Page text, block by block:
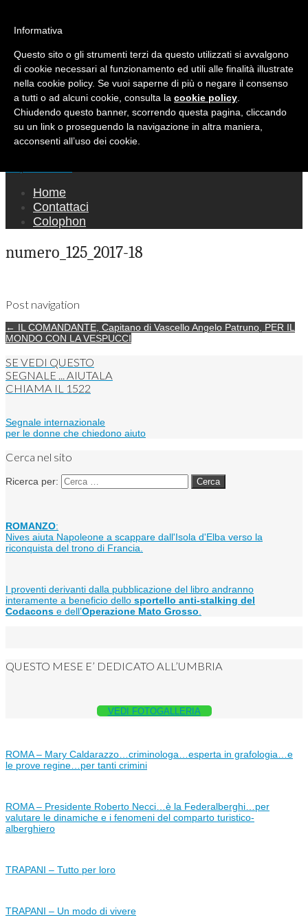
Mondo Italiano nel Mondo
LE INTERVISTE SONO AGLI ITALIANI CHE
RICOPRONO RUOLI ISTITUZIONALI, A
QUELLI CHE RAPPRESENTANO LA SOCIETÀ E
A CHI È UN "COMUNE CITTADINO" ...
PER TUTTO QUESTO SIAMO "ORGOGLIOSI
DI ESSERE ITALIANI"
Home
Contattaci
Colophon
numero_125_2017-18
Post navigation
← IL COMANDANTE, Capitano di Vascello Angelo Patruno, PER IL
MONDO CON LA VESPUCCI
SE VEDI QUESTO
SEGNALE ... AIUTALA
CHIAMA IL 1522
Segnale internazionale
per le donne che chiedono aiuto
Cerca nel sito
Ricerca per:
ROMANZO:
Nives aiuta Napoleone a scappare dall'Isola d'Elba verso la
riconquista del trono di Francia.
I proventi derivanti dalla pubblicazione del libro andranno
interamente a beneficio dello sportello anti-stalking del
Codacons e dell’Operazione Mato Grosso
QUESTO MESE E’ DEDICATO ALL’UMBRIA
VEDI FOTOGALLERIA
ROMA – Mary Caldarazzo…criminologa…esperta in grafologia…e
le prove regine…per tanti crimini
ROMA – Presidente Roberto Necci…è la Federalberghi…per
valutare le dinamiche e i fenomeni del comparto turistico-
alberghiero
TRAPANI – Tutto per loro
TRAPANI – Un modo di vivere
Informativa
Questo sito o gli strumenti terzi da questo utilizzati si avvalgono
di cookie necessari al funzionamento ed utili alle finalità illustrate
nella cookie policy. Se vuoi saperne di più o negare il consenso
a tutti o ad alcuni cookie, consulta la cookie policy
Chiudendo questo banner, scorrendo questa pagina, cliccando
su un link o proseguendo la navigazione in altra maniera,
acconsenti all’uso dei cookie.